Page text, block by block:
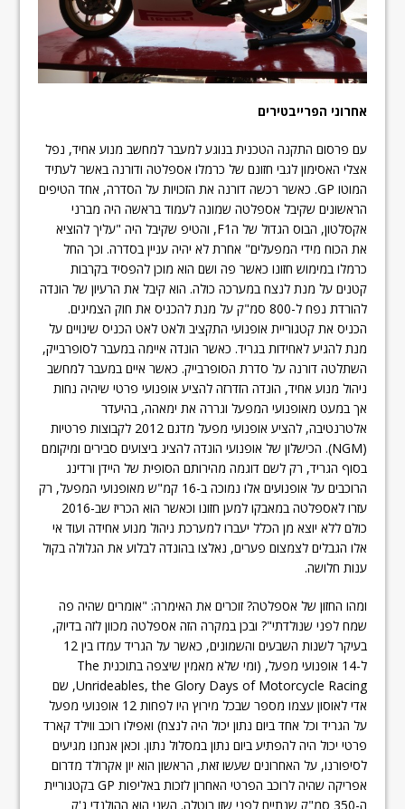
אחרוני הפרייבטירים
עם פרסום התקנה הטכנית בנוגע למעבר למחשב מנוע אחיד, נפל
אצלי האסימון לגבי חזונם של כרמלו אספלטה ודורנה באשר לעתיד
המוטו GP. כאשר רכשה דורנה את הזכויות על הסדרה, אחד הטיפים
הראשונים שקיבל אספלטה שמונה לעמוד בראשה היה מברני
אקסלטון, הבוס הגדול של הF1, והטיפ שקיבל היה "עליך להוציא
את הכוח מידי המפעלים" אחרת לא יהיה עניין בסדרה. וכך החל
כרמלו במימוש חזונו כאשר פה ושם הוא מוכן להפסיד בקרבות
קטנים על מנת לנצח במערכה כולה. הוא קיבל את הרעיון של הונדה
להורדת נפח ל-800 סמ"ק על מנת להכניס את חוק הצמיגים.
הכניס את קטגוריית אופנועי התקציב ולאט לאט הכניס שינויים על
מנת להגיע לאחידות בגריד. כאשר הונדה איימה במעבר לסופרבייק,
השתלטה דורנה על סדרת הסופרבייק. כאשר איים במעבר למחשב
ניהול מנוע אחיד, הונדה הזדרזה להציע אופנועי פרטי שיהיה נחות
אך במעט מאופנועי המפעל וגררה את ימאהה, בהיעדר
אלטרנטיבה, להציע אופנועי מפעל מדגם 2012 לקבוצות פרטיות
(NGM). הכישלון של אופנועי הונדה להציג ביצועים סבירים ומיקומם
בסוף הגריד, רק לשם דוגמה מהירותם הסופית של היידן ורדינג
הרוכבים על אופנועים אלו נמוכה ב-16 קמ"ש מאופנועי המפעל, רק
עזרו לאספלטה במאבקו למען חזונו וכאשר הוא הכריז שב-2016
כולם ללא יוצא מן הכלל יעברו למערכת ניהול מנוע אחידה ועוד אי
אלו הגבלים לצמצום פערים, נאלצו בהונדה לבלוע את הגלולה בקול
ענות חלושה.
ומהו החזון של אספלטה? זוכרים את האימרה: "אומרים שהיה פה
שמח לפני שנולדתי"? ובכן במקרה הזה אספלטה מכוון לזה בדיוק,
בעיקר לשנות השבעים והשמונים, כאשר על הגריד עמדו בין 12
ל-14 אופנועי מפעל, (ומי שלא מאמין שיצפה בתוכנית The
Unrideables, the Glory Days of Motorcycle Racing, שם
אדי לאוסון עצמו מספר שבכל מירוץ היו לפחות 12 אופנועי מפעל
על הגריד וכל אחד ביום נתון יכול היה לנצח) ואפילו רוכב ווילד קארד
פרטי יכול היה להפתיע ביום נתון במסלול נתון. וכאן אנחנו מגיעים
לסיפורנו, על האחרונים שעשו זאת, הראשון הוא יון אקרולד מדרום
אפריקה שהיה לרוכב הפרטי האחרון לזכות באליפות GP בקטגוריית
ה-350 סמ"ק שנתיים לפני שזו בוטלה. השני הוא ההולנדי ג'ק